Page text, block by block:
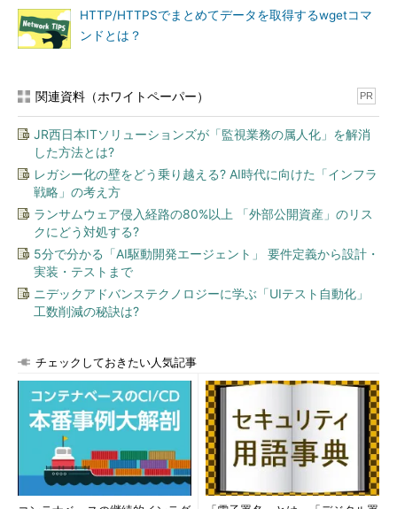
HTTPS化への障壁についても、詳細を交えて語った。そのうち
の1つを紹介する。
かれており、アクセスに応じてそれぞれのPHPファイルが読み込
まれる構成で運用されている。ここでもHTTPS化による障害が
あったという。
HTTPS化を順次行うに当たってGETリクエストのみを全て
HTTPS化する必要が発生したが、現行の個々のPHPファイルが
独立した構成では、全てのページにおいて共通の処理を追加する
ことが難しかった。そのため、特別策として、「一時的にnginx
でリクエストを制御する」形で対処したとのことだった。
「根気強く行うと、不可能ではない」
最後に、金子氏は「完全HTTPS化は必須だが、ピクシブぐら
しかしながら、根気強く行うと不可能ではない」と、講演を締め
くくった。
クックパッドの完全HTTPS化とその後
次のセッションは、クックパッドでSRE（Site Reliability
Engineer）を務める星北斗氏による「クックパッドの完全
HTTPS化とその後」。
HTTP/HTTPSでまとめてデータを取得するwgetコマ
ンドとは？
関連資料（ホワイトペーパー） PR
JR西日本ITソリューションズが「監視業務の属人化」を解消
した方法とは?
レガシー化の壁をどう乗り越える? AI時代に向けた「インフラ
戦略」の考え方
ランサムウェア侵入経路の80%以上 「外部公開資産」のリス
クにどう対処する?
5分で分かる「AI駆動開発エージェント」 要件定義から設計・
実装・テストまで
ニデックアドバンステクノロジーに学ぶ「UIテスト自動化」
工数削減の秘訣は?
チェックしておきたい人気記事